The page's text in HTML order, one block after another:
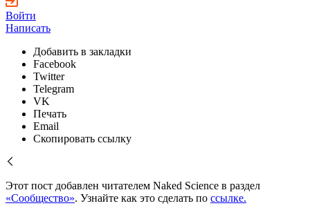
Войти
Написать
Добавить в закладки
Facebook
Twitter
Telegram
VK
Печать
Email
Скопировать ссылку
Этот пост добавлен читателем Naked Science в раздел
«Сообщество». Узнайте как это сделать по ссылке.